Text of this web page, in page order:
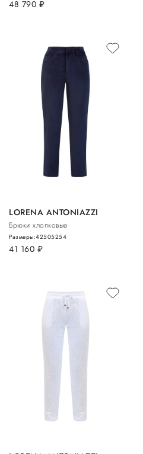
48 790 руб.
LORENA ANTONIAZZI
Брюки хлопковые
41 160 руб.
Размеры:42505254